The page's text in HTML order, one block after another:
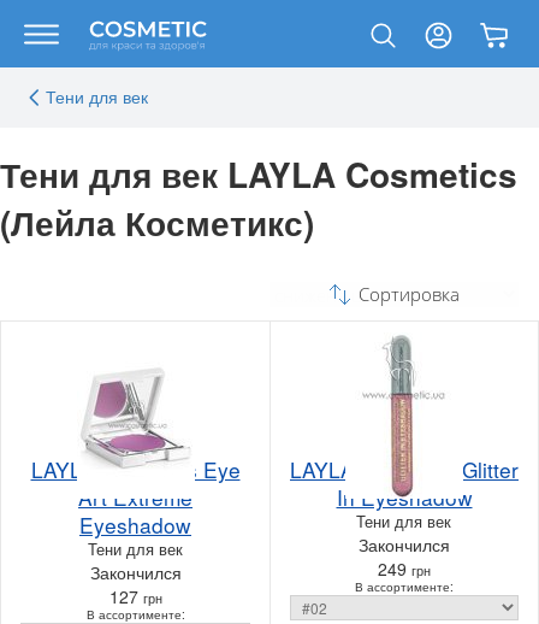
Тени для век
Тени для век LAYLA Cosmetics
(Лейла Косметикс)
Сортировка
LAYLA cosmetics Eye
Art Extreme
Eyeshadow
Тени для век
Закончился
127 грн
В ассортименте:
LAYLA cosmetics Glitter
In Eyeshadow
Тени для век
Закончился
249 грн
В ассортименте: